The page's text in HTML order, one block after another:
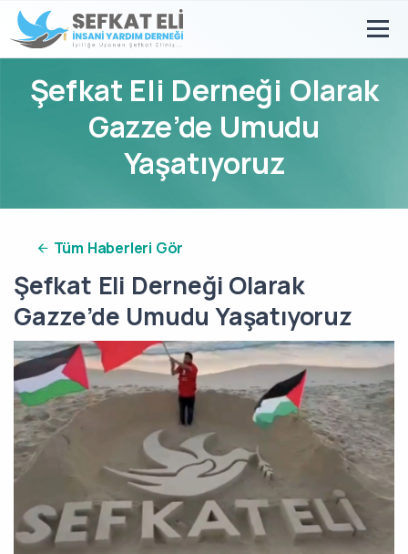
Şefkat Eli Derneği Olarak
Gazze’de Umudu
Yaşatıyoruz
Tüm Haberleri Gör
Şefkat Eli Derneği Olarak
Gazze’de Umudu Yaşatıyoruz